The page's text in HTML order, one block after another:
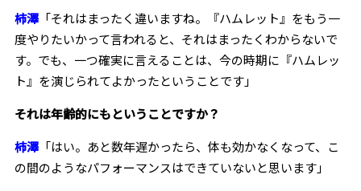
柿澤「それはまったく違いますね。『ハムレット』をもう一
度やりたいかって言われると、それはまったくわからないで
す。でも、一つ確実に言えることは、今の時期に『ハムレッ
ト』を演じられてよかったということです」
――それは年齢的にもということですか？
柿澤「はい。あと数年遅かったら、体も効かなくなって、こ
の間のようなパフォーマンスはできていないと思います」